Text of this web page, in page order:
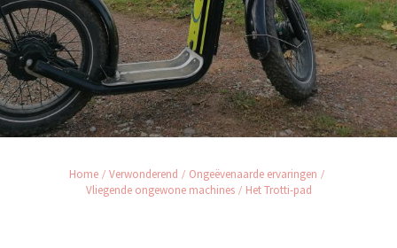
Home Verwonderend
Ongeëvenaarde ervaringen
Vliegende ongewone machines
Het Trotti-pad